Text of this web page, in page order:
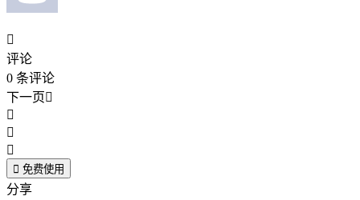

评论
0 条评论
下一页



 免费使用
分享